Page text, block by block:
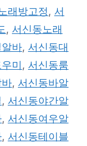
래방고정, 서
, 서신동노래
바, 서신동대
미 , 서신동룸
, 서신동바알
, 서신동야간알
, 서신동여우알
, 서신동테이블